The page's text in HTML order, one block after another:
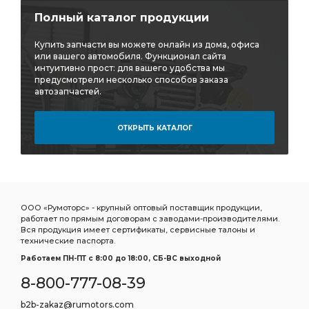
тройник горизонтальный CAMOZZI D6412
горизонтальный CAMOZZI D6412
Дв.Д-21 Д-120 Трактора:ВМТЗ
Дв.Д-21 Д-120 Трактора:ВМТЗ Т-25/Т-16
ГАЗ-52 52-04-1000104 ГАЗ УАЗ Дв.
ГАЗ УАЗ Дв. ЗМЗ-402 УАЗ Дв. ЗМЗ-402
УАЗ Дв. ЗМЗ-402 УМЗ-421
Комплект коренных вкладышей 1,50
Полный каталог продукции
Купить запчасти вы можете онлайн из дома, офиса
или вашего автомобиля. Функционал сайта
интуитивно прост: для вашего удобства мы
предусмотрели несколько способов заказа
автозапчастей.
ОТКРЫТЬ КАТАЛОГ
ООО «Румоторс» - крупный оптовый поставщик продукции,
работает по прямым договорам с заводами-производителями.
Вся продукция имеет сертификаты, сервисные талоны и
технические паспорта.
Работаем ПН-ПТ c 8:00 до 18:00, СБ-ВС выходной
8-800-777-08-39
b2b-zakaz@rumotors.com